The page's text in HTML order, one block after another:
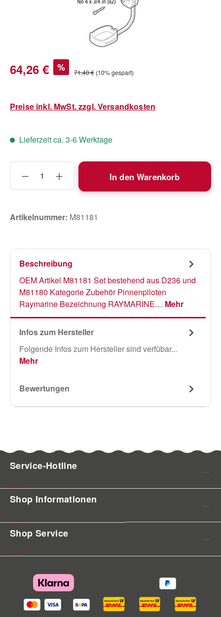
Verkaufspreis:
64,26 € % Regulärer Preis:
71,40 € (10% gespart)
Preise inkl. MwSt. zzgl. Versandkosten
Lieferzeit ca. 3-6 Werktage
Produkt Anzahl: Gib den gewünschten
In den Warenkorb
Artikelnummer: M81181
Beschreibung
OEM Artikel M81181 Set bestehend aus D236 und
M81180 Kategorie Zubehör Pinnenpiloten
Raymarine Bezeichnung RAYMARINE… Mehr
Infos zum Hersteller
Folgende Infos zum Hersteller sind verfübar...
Mehr
Bewertungen
Service-Hotline
Shop Informationen
Shop Service